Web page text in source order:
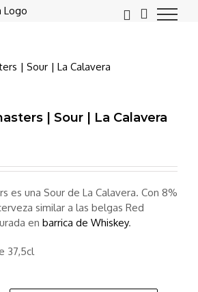
| Sour | La Calavera
es una Sour de La Calavera. Con 8%
similar a las belgas Red
en barrica de Whiskey.
37,5cl